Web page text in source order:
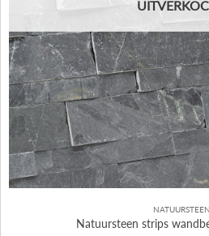
NATUURSTEEN
Natuursteen strips